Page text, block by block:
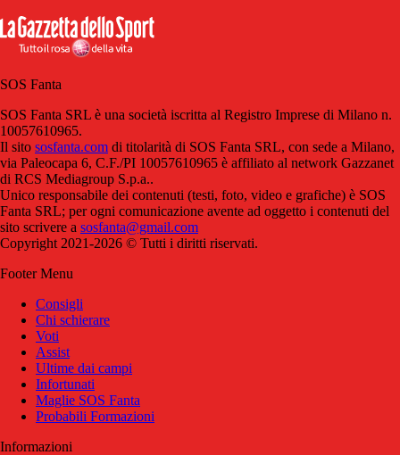
SOS Fanta
SOS Fanta SRL è una società iscritta al Registro Imprese di Milano n.
10057610965.
Il sito sosfanta.com di titolarità di SOS Fanta SRL, con sede a Milano,
via Paleocapa 6, C.F./PI 10057610965 è affiliato al network Gazzanet
di RCS Mediagroup S.p.a..
Unico responsabile dei contenuti (testi, foto, video e grafiche) è SOS
Fanta SRL; per ogni comunicazione avente ad oggetto i contenuti del
sito scrivere a sosfanta@gmail.com
Copyright 2021-2026 © Tutti i diritti riservati.
Footer Menu
Consigli
Chi schierare
Voti
Assist
Ultime dai campi
Infortunati
Maglie SOS Fanta
Probabili Formazioni
Informazioni